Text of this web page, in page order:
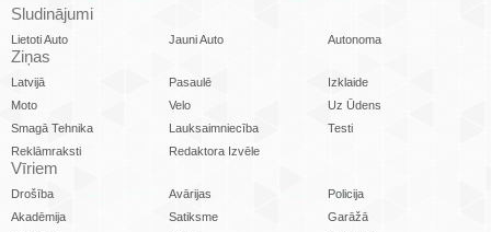
Sludinājumi
Lietoti Auto Jauni Auto Autonoma
Ziņas
Latvijā Pasaulē
Izklaide
Moto
Velo
Uz Ūdens
Smagā Tehnika
Lauksaimniecība
Testi
Reklāmraksti
Redaktora Izvēle
Vīriem
Drošība Avārijas
Policija
Akadēmija
Satiksme
Garāžā